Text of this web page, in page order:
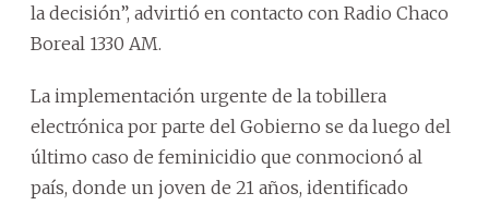
la decisión”, advirtió en contacto con Radio Chaco
Boreal 1330 AM.
La implementación urgente de la tobillera
electrónica por parte del Gobierno se da luego del
último caso de feminicidio que conmocionó al
país, donde un joven de 21 años, identificado